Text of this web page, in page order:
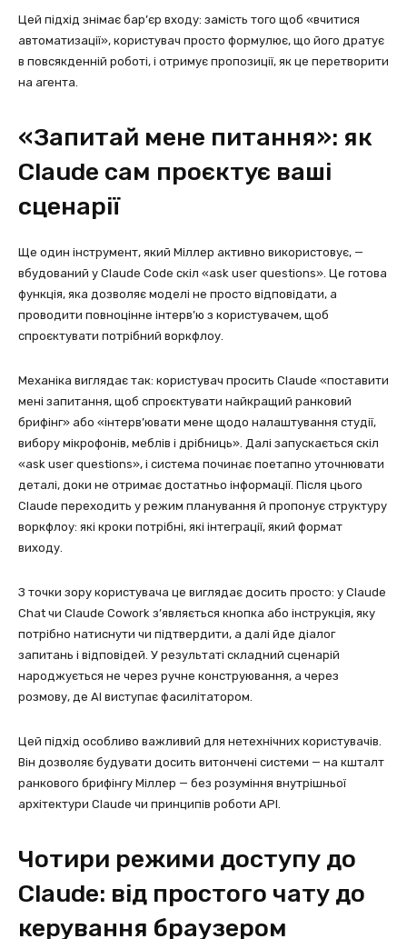
Цей підхід знімає бар’єр входу: замість того щоб «вчитися
автоматизації», користувач просто формулює, що його дратує
в повсякденній роботі, і отримує пропозиції, як це перетворити
на агента.
«Запитай мене питання»: як
Claude сам проєктує ваші
сценарії
Ще один інструмент, який Міллер активно використовує, —
вбудований у Claude Code скіл «ask user questions». Це готова
функція, яка дозволяє моделі не просто відповідати, а
проводити повноцінне інтерв’ю з користувачем, щоб
спроєктувати потрібний воркфлоу.
Механіка виглядає так: користувач просить Claude «поставити
мені запитання, щоб спроєктувати найкращий ранковий
брифінг» або «інтерв’ювати мене щодо налаштування студії,
вибору мікрофонів, меблів і дрібниць». Далі запускається скіл
«ask user questions», і система починає поетапно уточнювати
деталі, доки не отримає достатньо інформації. Після цього
Claude переходить у режим планування й пропонує структуру
воркфлоу: які кроки потрібні, які інтеграції, який формат
виходу.
З точки зору користувача це виглядає досить просто: у Claude
Chat чи Claude Cowork з’являється кнопка або інструкція, яку
потрібно натиснути чи підтвердити, а далі йде діалог
запитань і відповідей. У результаті складний сценарій
народжується не через ручне конструювання, а через
розмову, де AI виступає фасилітатором.
Цей підхід особливо важливий для нетехнічних користувачів.
Він дозволяє будувати досить витончені системи — на кшталт
ранкового брифінгу Міллер — без розуміння внутрішньої
архітектури Claude чи принципів роботи API.
Чотири режими доступу до
Claude: від простого чату до
керування браузером